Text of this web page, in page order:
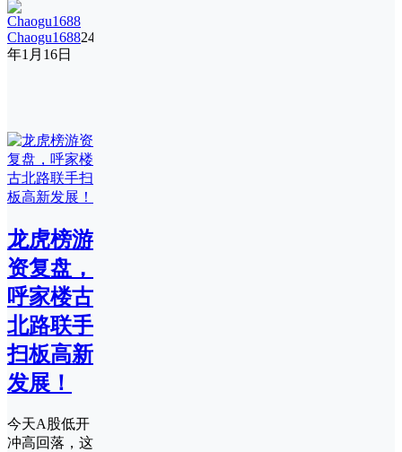
Chaogu168824
年1月16日
龙虎榜游
资复盘，
呼家楼古
北路联手
扫板高新
发展！
今天A股低开
冲高回落，这